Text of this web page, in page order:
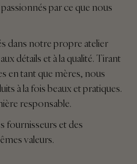
par ce que nous
dans notre propre atelier
détails et à la qualité. Tirant
en tant que mères, nous
à la fois beaux et pratiques.
responsable.
fournisseurs et des
valeurs.